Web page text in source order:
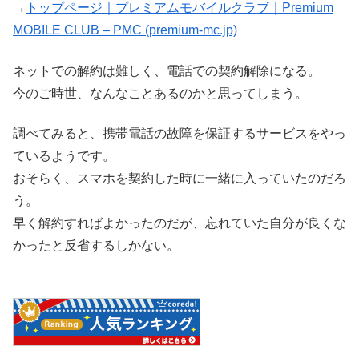
→ トップページ｜プレミアムモバイルクラブ｜Premium
MOBILE CLUB – PMC (premium-mc.jp)
ネットでの解約は難しく、電話での契約解除になる。
今のご時世、なんなことあるのかと思ってしまう。
調べてみると、携帯電話の故障を保証するサービスをやっ
ているようです。
おそらく、スマホを契約した時に一緒に入っていたのだろ
う。
早く解約すればよかったのだが、忘れていた自分が良くな
かったと反省するしかない。